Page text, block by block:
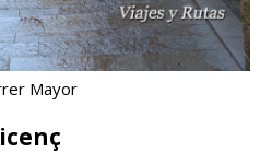
Mayor